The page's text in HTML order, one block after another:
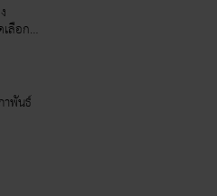
ลือก
าพันธ์